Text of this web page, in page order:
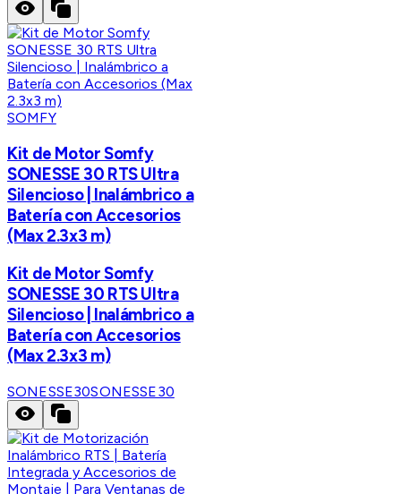
SOMFY
Kit de Motor Somfy
SONESSE 30 RTS Ultra
Silencioso | Inalámbrico a
Batería con Accesorios
(Max 2.3x3 m)
Kit de Motor Somfy
SONESSE 30 RTS Ultra
Silencioso | Inalámbrico a
Batería con Accesorios
(Max 2.3x3 m)
SONESSE30SONESSE30